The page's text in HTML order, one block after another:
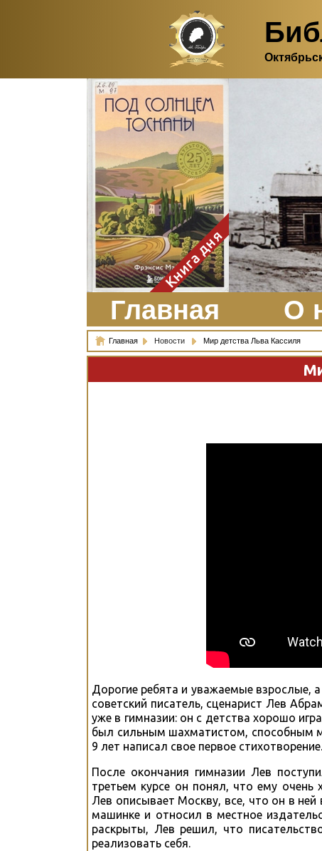
Здесь, в своем
итальянском доме, я вновь
испытала первичную
радость единения с
природой. Дом открыт
для бабочек, стрекоз, пчёл
или всех, кто пожелает
влететь в одно окно и
вылететь из другого. Едим
мы почти всегда во
дворе. Во мне настолько
возродился здравый
смысл моей матери -
умение наслаждаться
настоящим и не спешить, -
что даже нашлось время
отполировать до блеска
оконное стекло.
ЗаказатьКнига дня
Главная О
Главная Новости Мир детства Льва Кассиля
Дорогие ребята и уважаемые взрослые,
советский писатель, сценарист Лев
уже в гимназии: он с детства хорошо
был сильным шахматистом, способным
9 лет написал свое первое стихотворение.
После окончания гимназии Лев
третьем курсе он понял, что ему
Лев описывает Москву, все, что он в
машинке и относил в местное
раскрыты, Лев решил, что
реализовать себя.